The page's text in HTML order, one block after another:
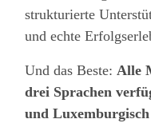
strukturierte
und echte
Und das Beste:Alle
drei Sprachen
und Luxemburgisch